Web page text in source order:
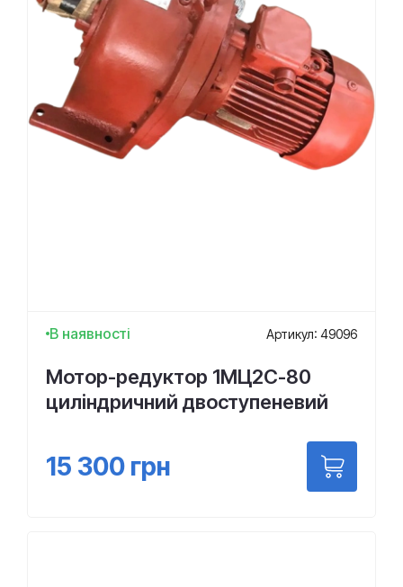
В наявності Артикул: 49096
Мотор-редуктор 1МЦ2С-80
циліндричний двоступеневий
15 300 грн